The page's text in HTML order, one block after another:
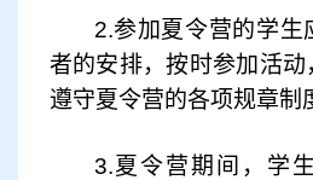
2.参加夏令营的学生
者的安排，按时参加活
遵守夏令营的各项规章制
3.夏令营期间，学